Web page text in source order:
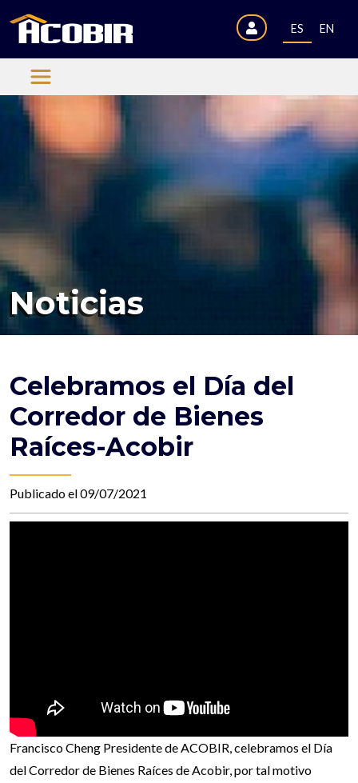
ES EN
Noticias
Celebramos el Día del
Corredor de Bienes
Raíces-Acobir
Publicado el 09/07/2021
Francisco Cheng Presidente de ACOBIR, celebramos el Día
del Corredor de Bienes Raíces de Acobir, por tal motivo